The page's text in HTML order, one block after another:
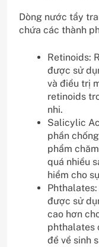
Dòng nước tẩy
chứa các thành
Retinoids:
được sử
và điều trị
retinoids
nhi.
Salicylic
phần
phẩm
quá nhiều
hiểm cho
được sử
cao hơn
phthalates
đề về sinh